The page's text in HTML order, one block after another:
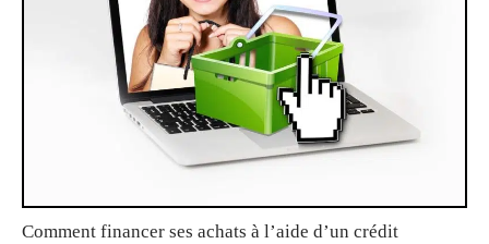
Comment financer ses achats à l’aide d’un crédit